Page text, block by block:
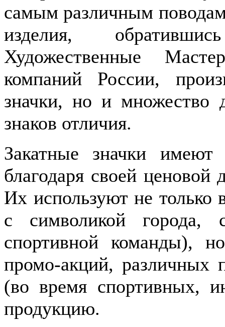
самым различным
изделия,
Художественные
компаний России,
значки, но и множество
знаков отличия.
Закатные значки имеют
благодаря своей ценовой
Их используют не только
с символикой города,
спортивной команды),
промо-акций, различных
(во время спортивных,
продукцию.